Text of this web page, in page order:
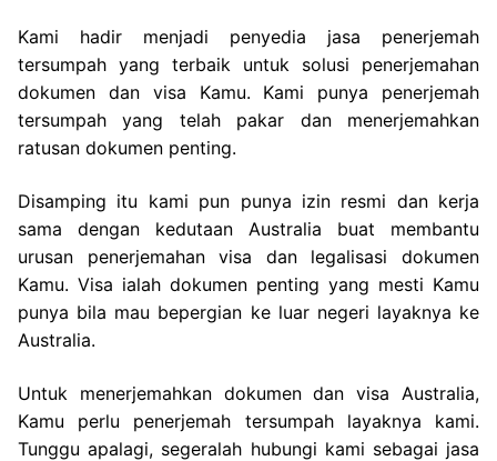
Kami hadir menjadi penyedia jasa penerjemah
tersumpah yang terbaik untuk solusi penerjemahan
dokumen dan visa Kamu. Kami punya penerjemah
tersumpah yang telah pakar dan menerjemahkan
ratusan dokumen penting.
Disamping itu kami pun punya izin resmi dan kerja
sama dengan kedutaan Australia buat membantu
urusan penerjemahan visa dan legalisasi dokumen
Kamu. Visa ialah dokumen penting yang mesti Kamu
punya bila mau bepergian ke luar negeri layaknya ke
Australia.
Untuk menerjemahkan dokumen dan visa Australia,
Kamu perlu penerjemah tersumpah layaknya kami.
Tunggu apalagi, segeralah hubungi kami sebagai jasa